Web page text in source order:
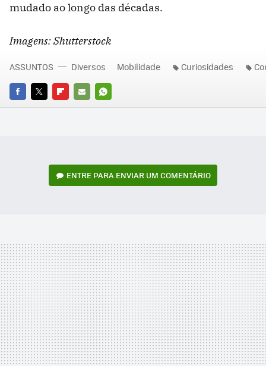
mudado ao longo das décadas.
Imagens: Shutterstock
FACEBOOK
TWITTERFLIPBOARD
E-
WHATSAPP
ASSUNTOS Diversos Mobilidade Curiosidades
ENTRE PARA ENVIAR UM COMENTÁRIO